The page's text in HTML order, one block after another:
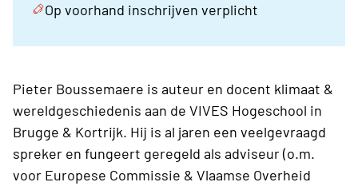
Op voorhand inschrijven verplicht
Pieter Boussemaere is auteur en docent klimaat &
wereldgeschiedenis aan de VIVES Hogeschool in
Brugge & Kortrijk. Hij is al jaren een veelgevraagd
spreker en fungeert geregeld als adviseur (o.m.
voor Europese Commissie & Vlaamse Overheid